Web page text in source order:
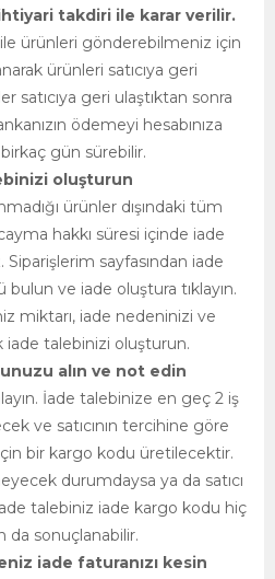
takdiri ile karar verilir.
ile ürünleri gönderebilmeniz için
ürünleri satıcıya geri
satıcıya geri ulaştıktan sonra
ödemeyi hesabınıza
birkaç gün sürebilir.
oluşturun
ürünler dışındaki tüm
hakkı süresi içinde iade
sayfasından iade
ve iade oluştura tıklayın.
miktarı, iade nedeninizi ve
iade talebinizi oluşturun.
alın ve not edin
İade talebinize en geç 2 iş
ve satıcının tercihine göre
bir kargo kodu üretilecektir.
durumdaysa ya da satıcı
talebiniz iade kargo kodu hiç
da sonuçlanabilir.
iade faturanızı kesin